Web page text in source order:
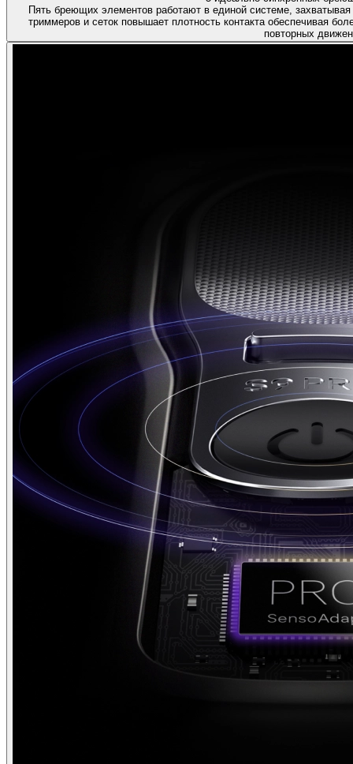
Пять бреющих элементов работают в единой системе,
триммеров и сеток повышает плотность контакта обеспечивая
повторных